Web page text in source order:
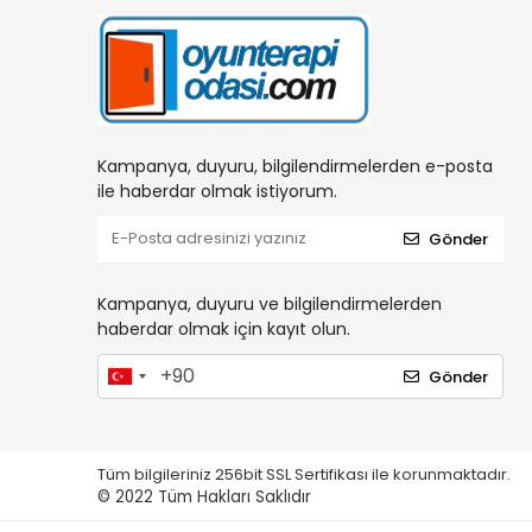
Kampanya, duyuru, bilgilendirmelerden e-posta
ile haberdar olmak istiyorum.
Gönder
Kampanya, duyuru ve bilgilendirmelerden
haberdar olmak için kayıt olun.
Gönder
Tüm bilgileriniz 256bit SSL Sertifikası ile korunmaktadır.
© 2022 Tüm Hakları Saklıdır